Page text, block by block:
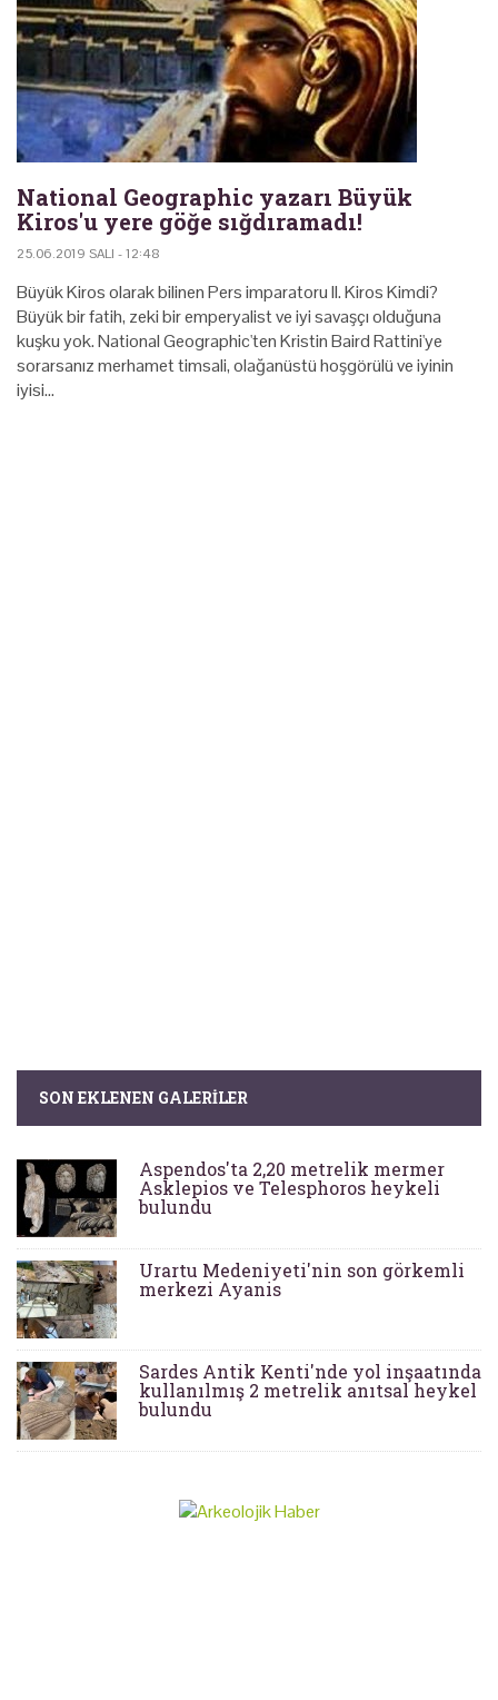
National Geographic yazarı Büyük
Kiros'u yere göğe sığdıramadı!
25.06.2019 SALI - 12:48
Büyük Kiros olarak bilinen Pers imparatoru II. Kiros Kimdi?
Büyük bir fatih, zeki bir emperyalist ve iyi savaşçı olduğuna
kuşku yok. National Geographic'ten Kristin Baird Rattini'ye
sorarsanız merhamet timsali, olağanüstü hoşgörülü ve iyinin
iyisi…
SON EKLENEN GALERILER
Aspendos'ta 2,20 metrelik mermer
Asklepios ve Telesphoros heykeli
bulundu
Urartu Medeniyeti'nin son görkemli
merkezi Ayanis
Sardes Antik Kenti'nde yol inşaatında
kullanılmış 2 metrelik anıtsal heykel
bulundu